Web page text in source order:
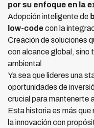
por su enfoque en la
Adopción inteligente de
low-code con la
Creación de soluciones
con alcance global, sino
ambiental
Ya sea que lideres una
oportunidades de
crucial para mantenerte
Esta historia es más
la innovación con